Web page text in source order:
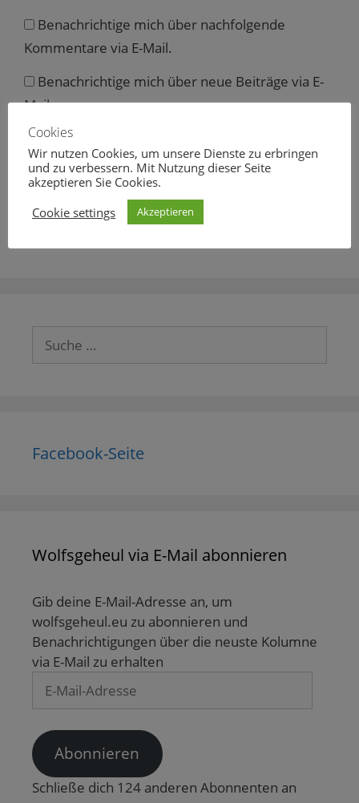
Benachrichtige mich über nachfolgende
Kommentare via E-Mail.
Benachrichtige mich über neue Beiträge via E-
Mail.
Diese Website verwendet Akismet, um Spam zu
reduzieren.
Erfahre mehr darüber, wie deine
Kommentardaten verarbeitet werden
Suche
nach:
Facebook-Seite
Wolfsgeheul via E-Mail abonnieren
Gib deine E-Mail-Adresse an, um
wolfsgeheul.eu zu abonnieren und
Benachrichtigungen über die neuste Kolumne
via E-Mail zu erhalten
Mail-
Abonnieren
Schließe dich 124 anderen Abonnenten an
Cookies
Wir nutzen Cookies, um unsere Dienste zu erbringen
und zu verbessern. Mit Nutzung dieser Seite
akzeptieren Sie Cookies.
Cookie settings
Akzeptieren